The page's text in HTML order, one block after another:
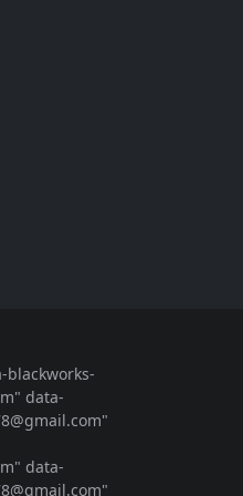
blackworks-
" data-
"
" data-
"